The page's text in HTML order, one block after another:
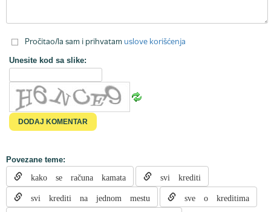
Pročitao/la sam i prihvatam uslove korišćenja
Unesite kod sa slike:
Povezane teme:
kako se računa kamata svi krediti
svi krediti na jednom mestu sve o kreditima